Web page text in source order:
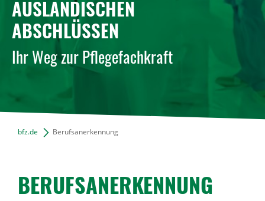
News Archiv
AUSLÄNDISCHEN
ABSCHLÜSSEN
Ihr Weg zur Pflegefachkraft
bfz.de Berufsanerkennung
BERUFS­AN­ER­KEN­NUNG